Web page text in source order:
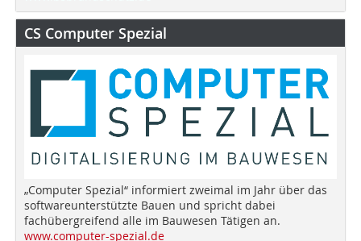
CS Computer Spezial
„Computer Spezial“ informiert zweimal im Jahr über das
softwareunterstützte Bauen und spricht dabei
fachübergreifend alle im Bauwesen Tätigen an.
www.computer-spezial.de